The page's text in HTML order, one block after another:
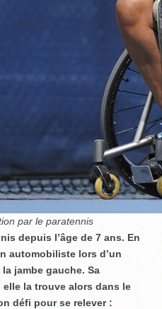
par le paratennis
depuis l’âge de 7 ans. En
automobiliste lors d’un
jambe gauche. Sa
elle la trouve alors dans le
défi pour se relever :